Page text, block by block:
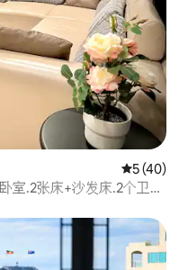
5 ರಲ್ಲಿ 5
5 (40)
室.2张床+沙发床.2个卫生